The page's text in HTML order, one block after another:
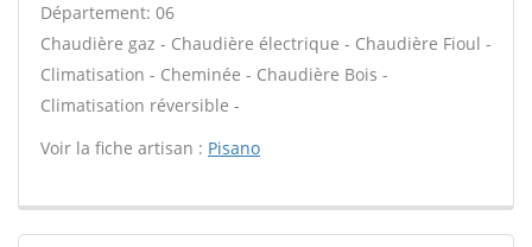
Département: 06
Chaudière gaz - Chaudière électrique - Chaudière Fioul -
Climatisation - Cheminée - Chaudière Bois -
Climatisation réversible -
Voir la fiche artisan : Pisano